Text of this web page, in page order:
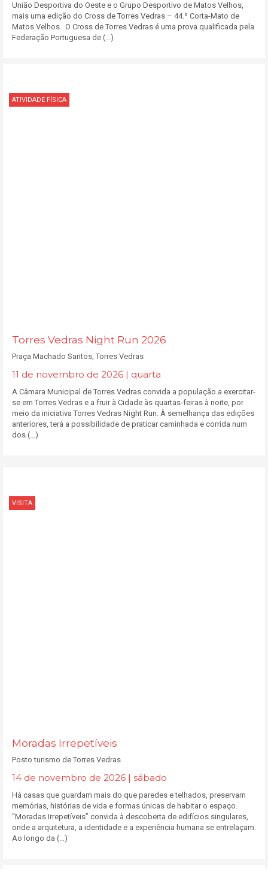
União Desportiva do Oeste e o Grupo Desportivo de Matos Velhos,
mais uma edição do Cross de Torres Vedras – 44.º Corta-Mato de
Matos Velhos. O Cross de Torres Vedras é uma prova qualificada pela
Federação Portuguesa de (...)
ATIVIDADE FÍSICA
Torres Vedras Night Run 2026
Praça Machado Santos, Torres Vedras
11 de novembro de 2026 | quarta
A Câmara Municipal de Torres Vedras convida a população a exercitar-
se em Torres Vedras e a fruir à Cidade às quartas-feiras à noite, por
meio da iniciativa Torres Vedras Night Run. À semelhança das edições
anteriores, terá a possibilidade de praticar caminhada e corrida num
dos (...)
VISITA
Moradas Irrepetíveis
Posto turismo de Torres Vedras
14 de novembro de 2026 | sábado
Há casas que guardam mais do que paredes e telhados, preservam
memórias, histórias de vida e formas únicas de habitar o espaço.
“Moradas Irrepetíveis” convida à descoberta de edifícios singulares,
onde a arquitetura, a identidade e a experiência humana se entrelaçam.
Ao longo da (...)